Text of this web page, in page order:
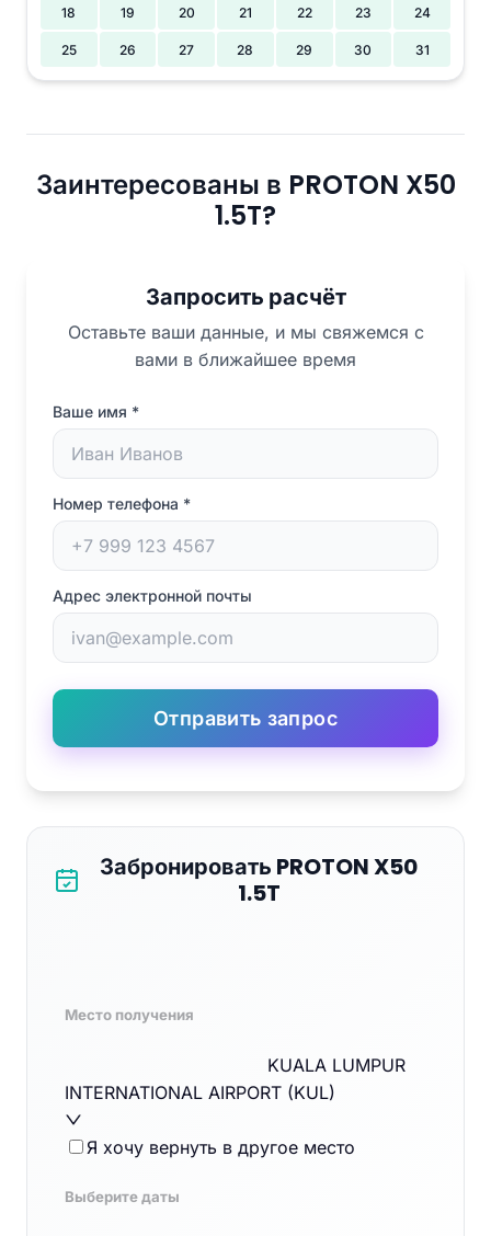
18 19 20 21 22 23 24
25 26 27 28 29 30 31
Заинтересованы в PROTON X50
1.5T?
Запросить расчёт
Оставьте ваши данные, и мы свяжемся с
вами в ближайшее время
Ваше имя *
Номер телефона *
Адрес электронной почты
Отправить запрос
Забронировать PROTON X50
1.5T